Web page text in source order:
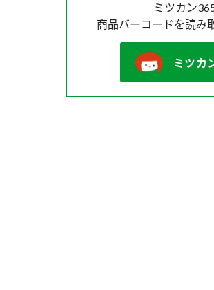
ミツカン
商品バーコードを読み
ミツカ